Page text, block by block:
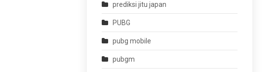
prediksi jitu japan
PUBG
pubg mobile
pubgm